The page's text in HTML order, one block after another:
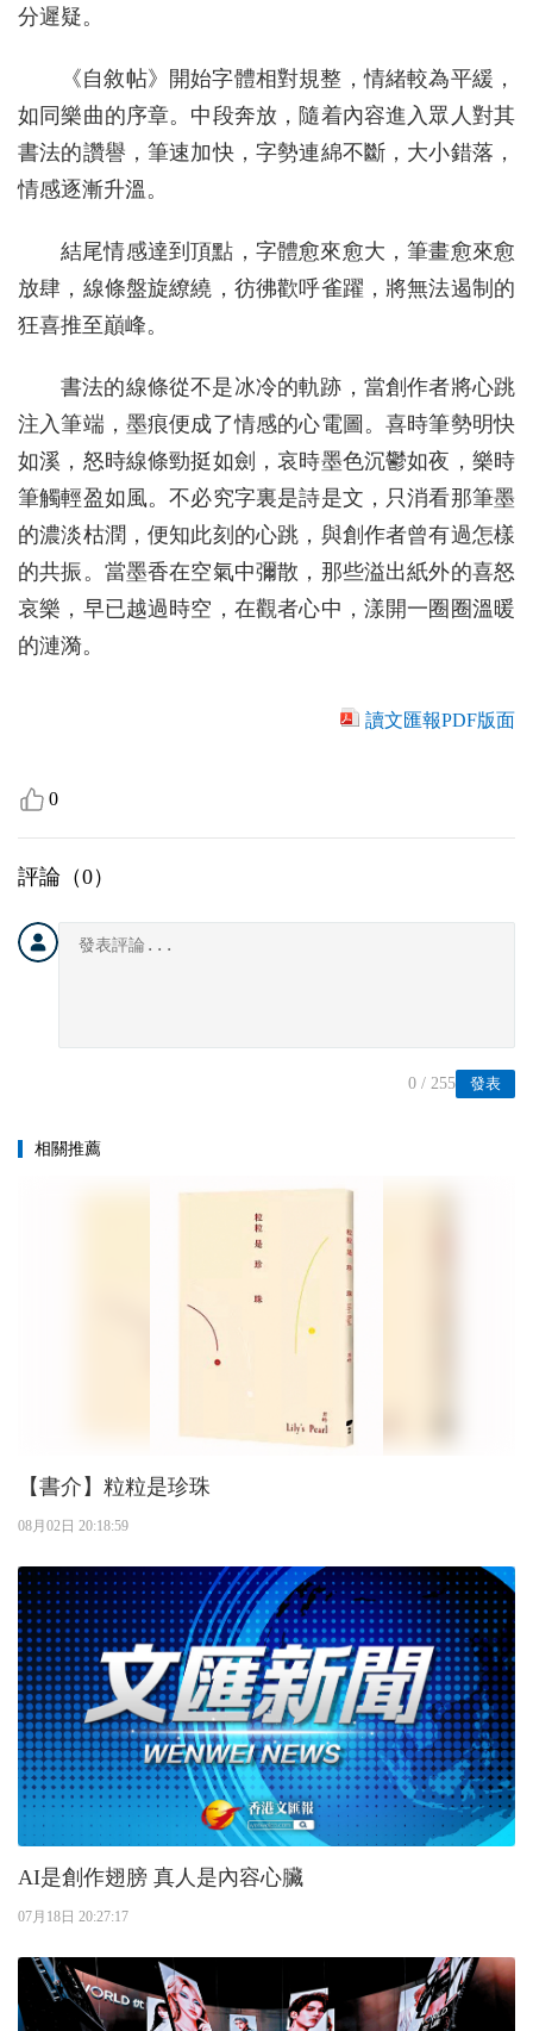
分遲疑。
《自敘帖》開始字體相對規整，情緒較為平緩，
如同樂曲的序章。中段奔放，隨着內容進入眾人對其
書法的讚譽，筆速加快，字勢連綿不斷，大小錯落，
情感逐漸升溫。
結尾情感達到頂點，字體愈來愈大，筆畫愈來愈
放肆，線條盤旋繚繞，彷彿歡呼雀躍，將無法遏制的
狂喜推至巔峰。
書法的線條從不是冰冷的軌跡，當創作者將心跳
注入筆端，墨痕便成了情感的心電圖。喜時筆勢明快
如溪，怒時線條勁挺如劍，哀時墨色沉鬱如夜，樂時
筆觸輕盈如風。不必究字裏是詩是文，只消看那筆墨
的濃淡枯潤，便知此刻的心跳，與創作者曾有過怎樣
的共振。當墨香在空氣中彌散，那些溢出紙外的喜怒
哀樂，早已越過時空，在觀者心中，漾開一圈圈溫暖
的漣漪。
讀文匯報PDF版面
0
評論（0）
發表
0 / 255
相關推薦
【書介】粒粒是珍珠
08月02日 20:18:59
AI是創作翅膀 真人是內容心臟
07月18日 20:27:17